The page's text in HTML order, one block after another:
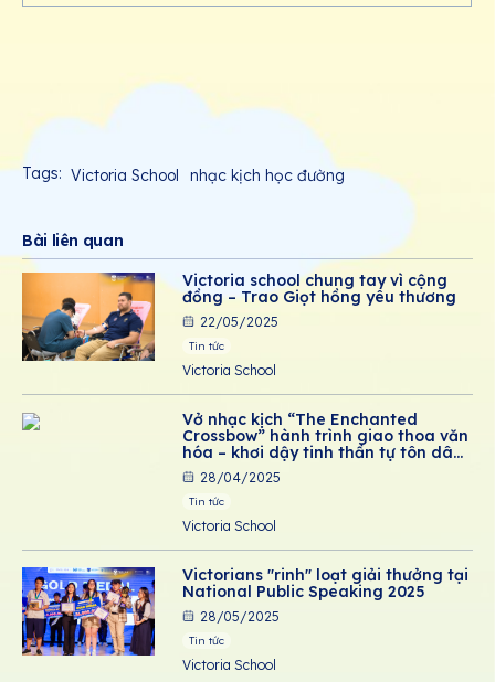
Tags: Victoria School nhạc kịch học đường
Bài liên quan
Victoria school chung tay vì cộng
đồng – Trao Giọt hồng yêu thương
22/05/2025
Tin tức
Victoria School
Vở nhạc kịch “The Enchanted
Crossbow” hành trình giao thoa văn
hóa – khơi dậy tinh thần tự tôn dân
tộc28/04/2025
Tin tức
Victoria School
Victorians "rinh" loạt giải thưởng tại
National Public Speaking 2025
28/05/2025
Tin tức
Victoria School